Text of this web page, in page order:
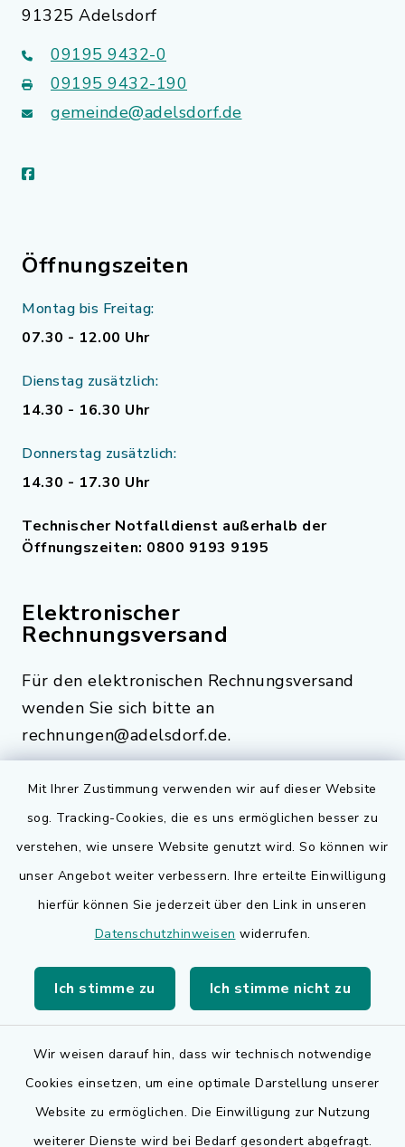
Mit Ihrer Zustimmung verwenden wir auf dieser Website
sog. Tracking-Cookies, die es uns ermöglichen besser zu
verstehen, wie unsere Website genutzt wird. So können wir
unser Angebot weiter verbessern. Ihre erteilte Einwilligung
hierfür können Sie jederzeit über den Link in unseren
Datenschutzhinweisen widerrufen.
Ich stimme zu Ich stimme nicht zu
Wir weisen darauf hin, dass wir technisch notwendige
Cookies einsetzen, um eine optimale Darstellung unserer
Website zu ermöglichen. Die Einwilligung zur Nutzung
weiterer Dienste wird bei Bedarf gesondert abgefragt.
91325 Adelsdorf
09195 9432-0
09195 9432-190
gemeinde@adelsdorf.de
facebook
Öffnungszeiten
Montag bis Freitag:
07.30 - 12.00 Uhr
Dienstag zusätzlich:
14.30 - 16.30 Uhr
Donnerstag zusätzlich:
14.30 - 17.30 Uhr
Technischer Notfalldienst außerhalb der
Öffnungszeiten: 0800 9193 9195
Elektronischer
Rechnungsversand
Für den elektronischen Rechnungsversand
wenden Sie sich bitte an
rechnungen@adelsdorf.de.
Quicklinks
Bauen in Adelsdorf
BayernPortal
Landkreis Erlangen-Höchstadt